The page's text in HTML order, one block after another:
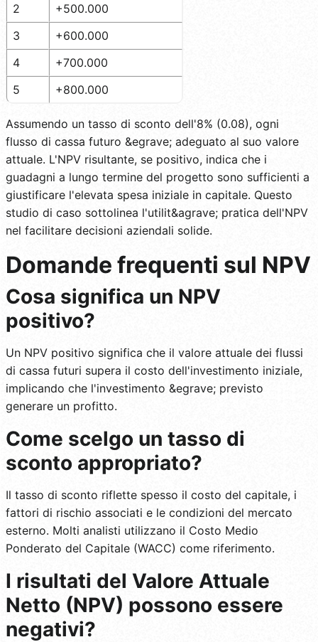
2
+500.000
3
+600.000
4
+700.000
5
+800.000
Assumendo un tasso di sconto dell'8% (0.08), ogni
flusso di cassa futuro &egrave; adeguato al suo valore
attuale. L'NPV risultante, se positivo, indica che i
guadagni a lungo termine del progetto sono sufficienti a
giustificare l'elevata spesa iniziale in capitale. Questo
studio di caso sottolinea l'utilit&agrave; pratica dell'NPV
nel facilitare decisioni aziendali solide.
Domande frequenti sul NPV
Cosa significa un NPV
positivo?
Un NPV positivo significa che il valore attuale dei flussi
di cassa futuri supera il costo dell'investimento iniziale,
implicando che l'investimento &egrave; previsto
generare un profitto.
Come scelgo un tasso di
sconto appropriato?
Il tasso di sconto riflette spesso il costo del capitale, i
fattori di rischio associati e le condizioni del mercato
esterno. Molti analisti utilizzano il Costo Medio
Ponderato del Capitale (WACC) come riferimento.
I risultati del Valore Attuale
Netto (NPV) possono essere
negativi?